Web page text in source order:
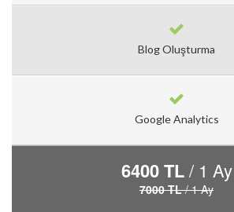
Blog Oluşturma
Google Analytics
6400 TL/ 1 Ay
7000 TL/ 1 Ay